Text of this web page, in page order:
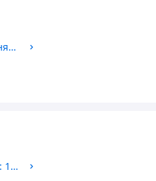
Добринецький. Рейтинг пішака, коня, слона, тури: 1-4 ч.
Добринецький. Конкурс комбінацій: 1-4 ч.